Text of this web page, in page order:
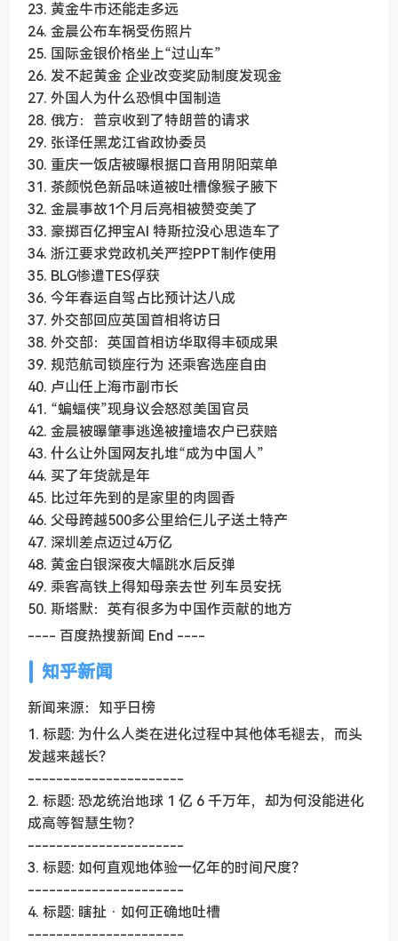
23. 黄金牛市还能走多远
24. 金晨公布车祸受伤照片
25. 国际金银价格坐上“过山车”
26. 发不起黄金 企业改变奖励制度发现金
27. 外国人为什么恐惧中国制造
28. 俄方：普京收到了特朗普的请求
29. 张译任黑龙江省政协委员
30. 重庆一饭店被曝根据口音用阴阳菜单
31. 茶颜悦色新品味道被吐槽像猴子腋下
32. 金晨事故1个月后亮相被赞变美了
33. 豪掷百亿押宝AI 特斯拉没心思造车了
34. 浙江要求党政机关严控PPT制作使用
35. BLG惨遭TES俘获
36. 今年春运自驾占比预计达八成
37. 外交部回应英国首相将访日
38. 外交部：英国首相访华取得丰硕成果
39. 规范航司锁座行为 还乘客选座自由
40. 卢山任上海市副市长
41. “蝙蝠侠”现身议会怒怼美国官员
42. 金晨被曝肇事逃逸被撞墙农户已获赔
43. 什么让外国网友扎堆“成为中国人”
44. 买了年货就是年
45. 比过年先到的是家里的肉圆香
46. 父母跨越500多公里给仨儿子送土特产
47. 深圳差点迈过4万亿
48. 黄金白银深夜大幅跳水后反弹
49. 乘客高铁上得知母亲去世 列车员安抚
50. 斯塔默：英有很多为中国作贡献的地方
---- 百度热搜新闻 End ----
知乎新闻
新闻来源：知乎日榜
1. 标题: 为什么人类在进化过程中其他体毛褪去，而头
发越来越长？
----------------------
2. 标题: 恐龙统治地球 1 亿 6 千万年，却为何没能进化
成高等智慧生物？
----------------------
3. 标题: 如何直观地体验一亿年的时间尺度？
----------------------
4. 标题: 瞎扯 · 如何正确地吐槽
----------------------